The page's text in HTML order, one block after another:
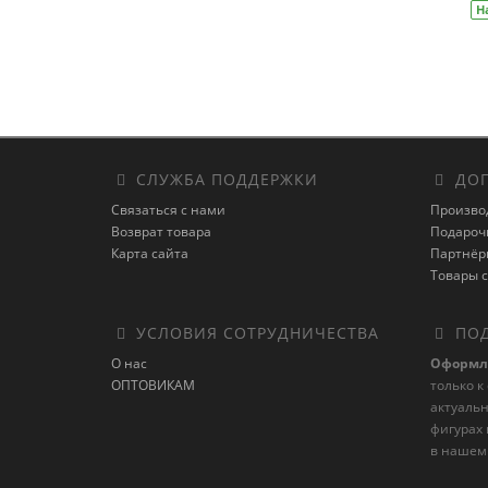
СЛУЖБА ПОДДЕРЖКИ
Связаться с нами
Возврат товара
Карта сайта
Товары
УСЛОВИЯ СОТРУДНИЧЕСТВА
О нас
ОПТОВИКАМ
только
фигурах
в нашем